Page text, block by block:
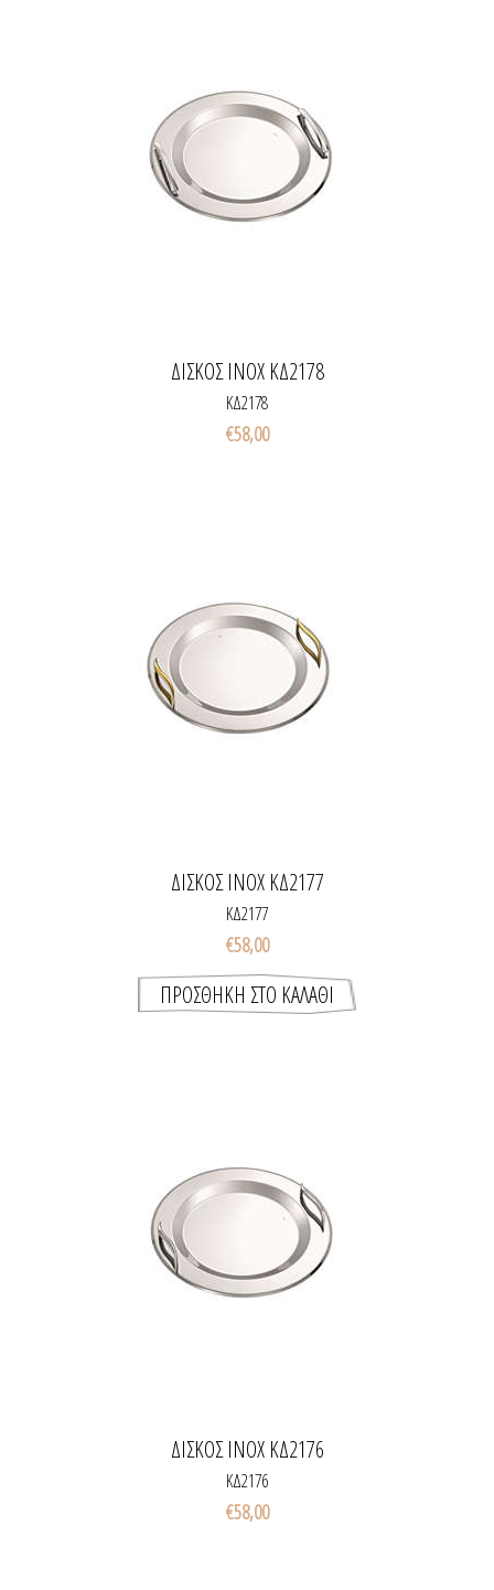
ΔΙΣΚΟΣ INOX ΚΔ2178
ΚΔ2178
€58,00
ΔΙΣΚΟΣ INOX ΚΔ2177
ΚΔ2177
€58,00
ΔΙΣΚΟΣ INOX ΚΔ2176
ΚΔ2176
€58,00